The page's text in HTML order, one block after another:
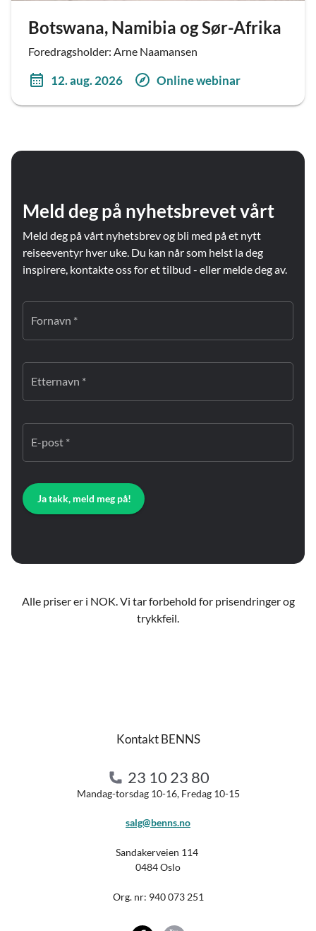
Botswana, Namibia og Sør-Afrika
Foredragsholder: Arne Naamansen
12. aug. 2026 Online webinar
Meld deg på nyhetsbrevet vårt
Meld deg på vårt nyhetsbrev og bli med på et nytt
reiseeventyr hver uke. Du kan når som helst la deg
inspirere, kontakte oss for et tilbud - eller melde deg av.
Fornavn *
Etternavn *
E-post *
Ja takk, meld meg på!
Alle priser er i NOK. Vi tar forbehold for prisendringer og
trykkfeil.
Kontakt BENNS
23 10 23 80
Mandag-torsdag 10-16, Fredag 10-15
salg@benns.no
Sandakerveien 114
0484 Oslo
Org. nr: 940 073 251